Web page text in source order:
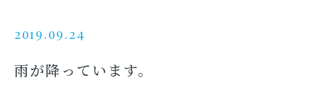
2019.09.24
雨が降っています。